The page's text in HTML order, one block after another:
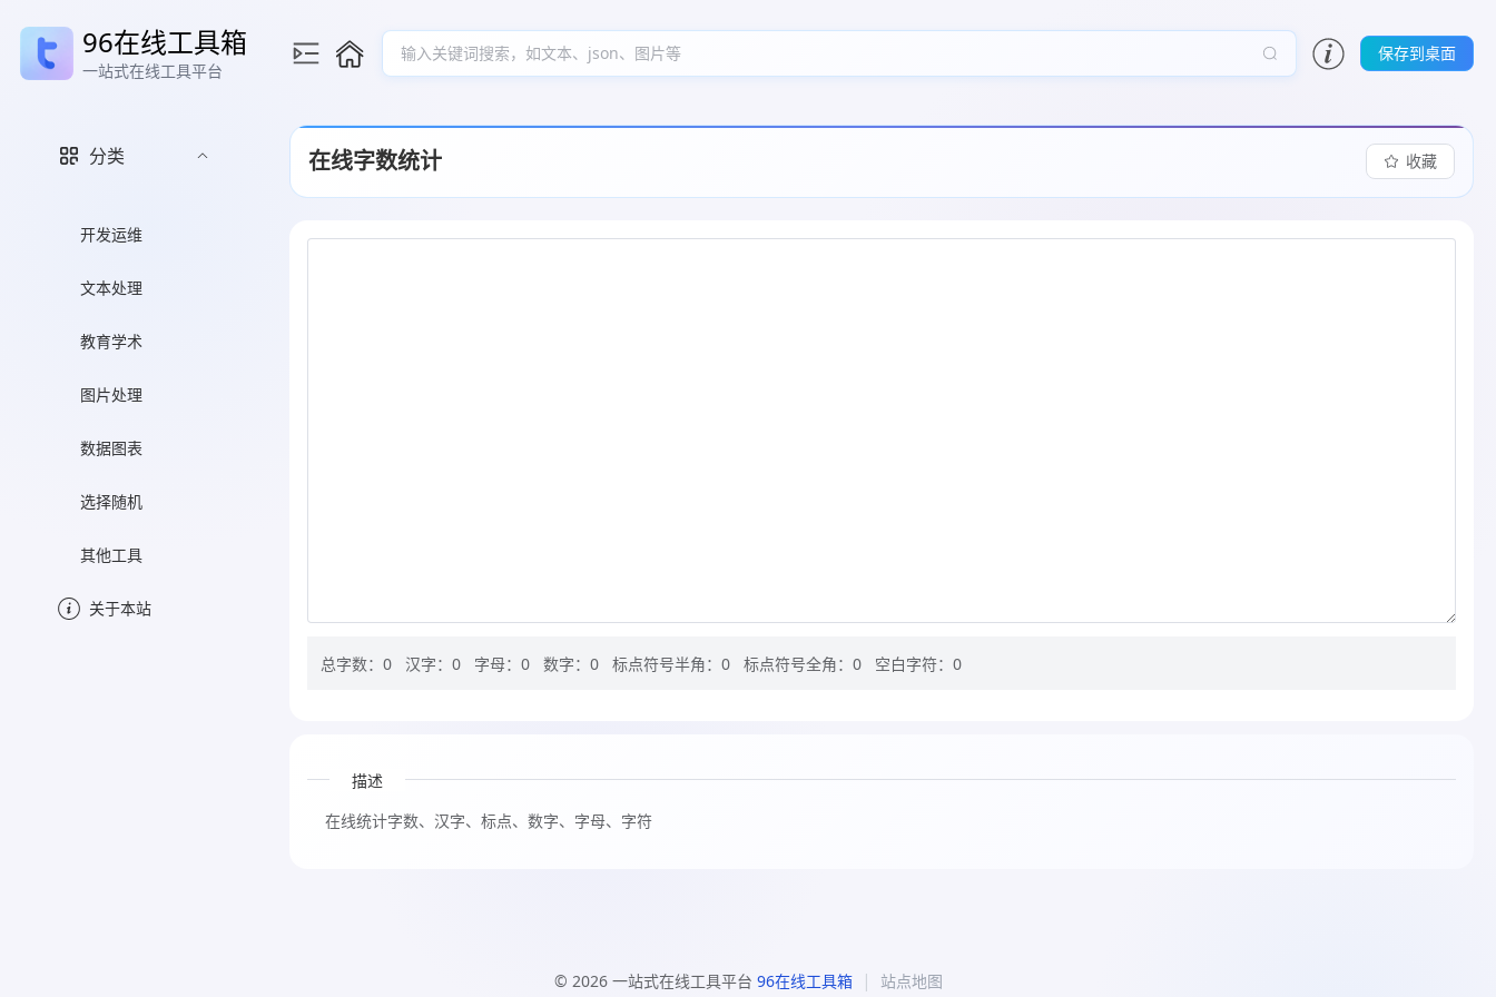
96在线工具箱
一站式在线工具平台
分类
开发运维
文本处理
教育学术
图片处理
数据图表
选择随机
其他工具
关于本站
输入关键词搜索，如文本、json、图片等 保存到桌面
在线字数统计 收藏
总字数：0 汉字：0 字母：0 数字：0 标点符号半角：0 标点符号全角：0 空白字符：0
描述
在线统计字数、汉字、标点、数字、字母、字符
© 2026 一站式在线工具平台 96在线工具箱 | 站点地图